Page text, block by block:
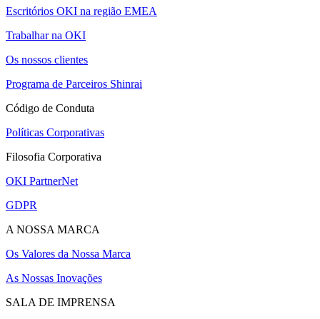
Escritórios OKI na região EMEA
Trabalhar na OKI
Os nossos clientes
Programa de Parceiros Shinrai
Código de Conduta
Políticas Corporativas
Filosofia Corporativa
OKI PartnerNet
GDPR
A NOSSA MARCA
Os Valores da Nossa Marca
As Nossas Inovações
SALA DE IMPRENSA